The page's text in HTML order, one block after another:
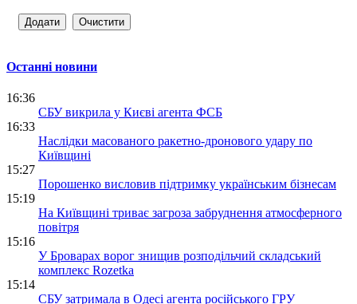
Останні новини
16:36
СБУ викрила у Києві агента ФСБ
16:33
Наслідки масованого ракетно-дронового удару по
Київщині
15:27
Порошенко висловив підтримку українським бізнесам
15:19
На Київщині триває загроза забруднення атмосферного
повітря
15:16
У Броварах ворог знищив розподільчий складський
комплекс Rozetka
15:14
СБУ затримала в Одесі агента російського ГРУ